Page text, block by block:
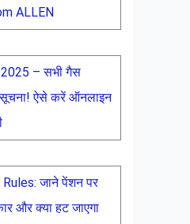
ALLEN
2025 – सभी गैस
सूचना! ऐसे करें ऑनलाइन
जाने पेंशन पर
और क्या हट जाएगा